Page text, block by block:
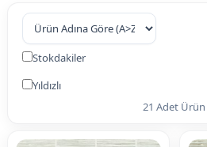
Stokdakiler
Yıldızlı
21 Adet Ürün